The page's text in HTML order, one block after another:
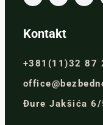
Kontakt
+381(11)32 87
Đure Jakšića